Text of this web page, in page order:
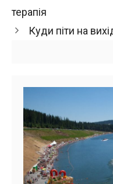
терапія
Куди піти на